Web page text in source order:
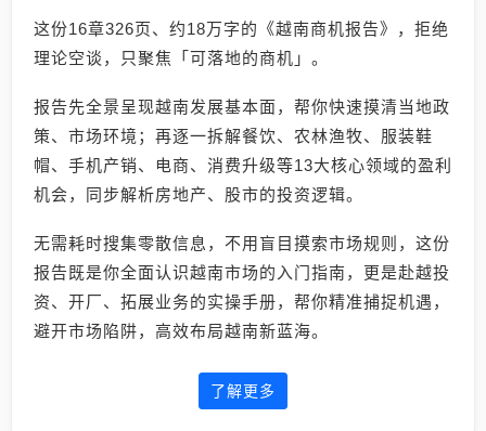
这份16章326页、约18万字的《越南商机报告》，拒绝
理论空谈，只聚焦「可落地的商机」。
报告先全景呈现越南发展基本面，帮你快速摸清当地政
策、市场环境；再逐一拆解餐饮、农林渔牧、服装鞋
帽、手机产销、电商、消费升级等13大核心领域的盈利
机会，同步解析房地产、股市的投资逻辑。
无需耗时搜集零散信息，不用盲目摸索市场规则，这份
报告既是你全面认识越南市场的入门指南，更是赴越投
资、开厂、拓展业务的实操手册，帮你精准捕捉机遇，
避开市场陷阱，高效布局越南新蓝海。
了解更多